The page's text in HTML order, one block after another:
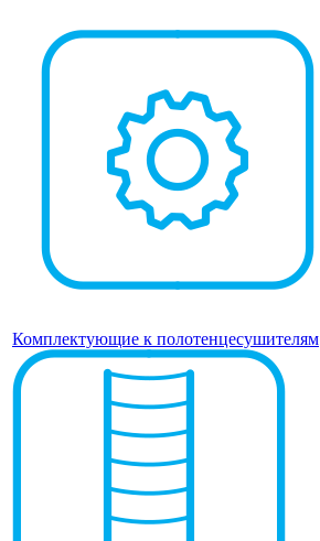
Комплектующие к полотенцесушителям